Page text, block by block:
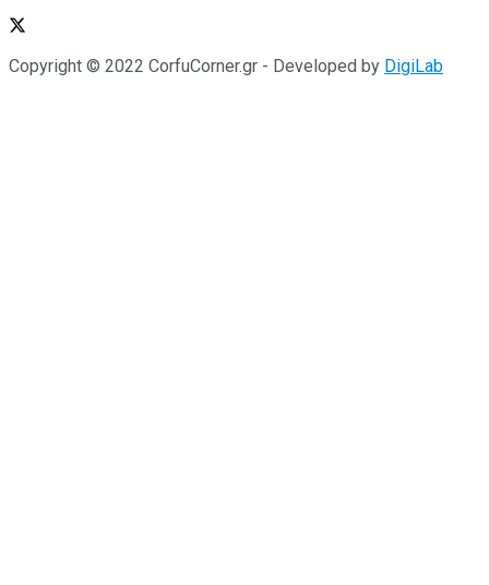
Copyright © 2022 CorfuCorner.gr - Developed by DigiLab